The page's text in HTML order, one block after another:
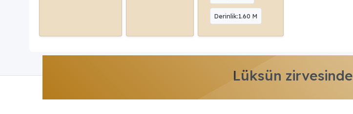
Derinlik:1.60 M
Lüksün zirvesinde